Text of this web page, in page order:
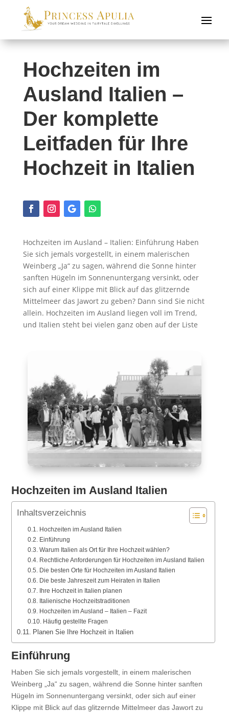
Hochzeiten im
Ausland Italien –
Der komplette
Leitfaden für Ihre
Hochzeit in Italien
Hochzeiten im Ausland – Italien: Einführung Haben
Sie sich jemals vorgestellt, in einem malerischen
Weinberg „Ja“ zu sagen, während die Sonne hinter
sanften Hügeln im Sonnenuntergang versinkt, oder
sich auf einer Klippe mit Blick auf das glitzernde
Mittelmeer das Jawort zu geben? Dann sind Sie nicht
allein. Hochzeiten im Ausland liegen voll im Trend,
und Italien steht bei vielen ganz oben auf der Liste
Hochzeiten im Ausland Italien
Inhaltsverzeichnis
Hochzeiten im Ausland Italien
Einführung
Warum Italien als Ort für Ihre Hochzeit wählen?
Rechtliche Anforderungen für Hochzeiten im Ausland Italien
Die besten Orte für Hochzeiten im Ausland Italien
Die beste Jahreszeit zum Heiraten in Italien
Ihre Hochzeit in Italien planen
Italienische Hochzeitstraditionen
Hochzeiten im Ausland – Italien – Fazit
Häufig gestellte Fragen
Planen Sie Ihre Hochzeit in Italien
Einführung
Haben Sie sich jemals vorgestellt, in einem malerischen
Weinberg „Ja“ zu sagen, während die Sonne hinter sanften
Hügeln im Sonnenuntergang versinkt, oder sich auf einer
Klippe mit Blick auf das glitzernde Mittelmeer das Jawort zu